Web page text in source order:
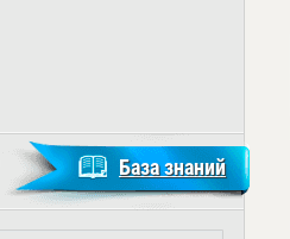
База знаний